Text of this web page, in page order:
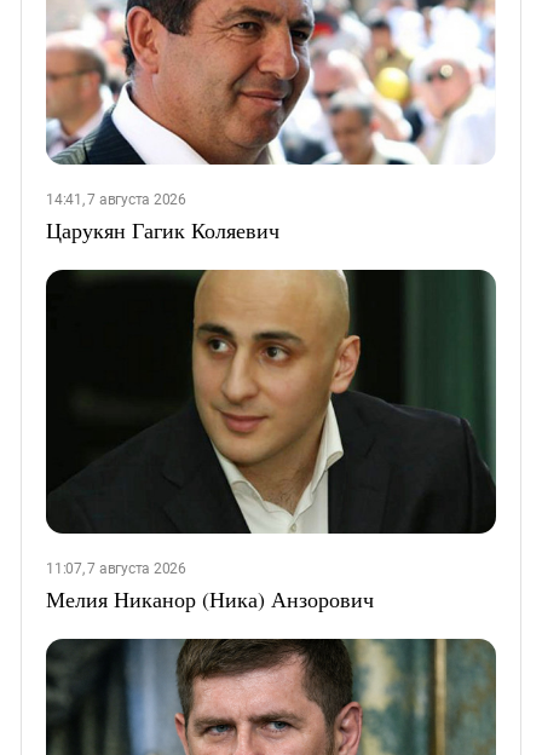
14:41, 7 августа 2026
Царукян Гагик Коляевич
11:07, 7 августа 2026
Мелия Никанор (Ника) Анзорович